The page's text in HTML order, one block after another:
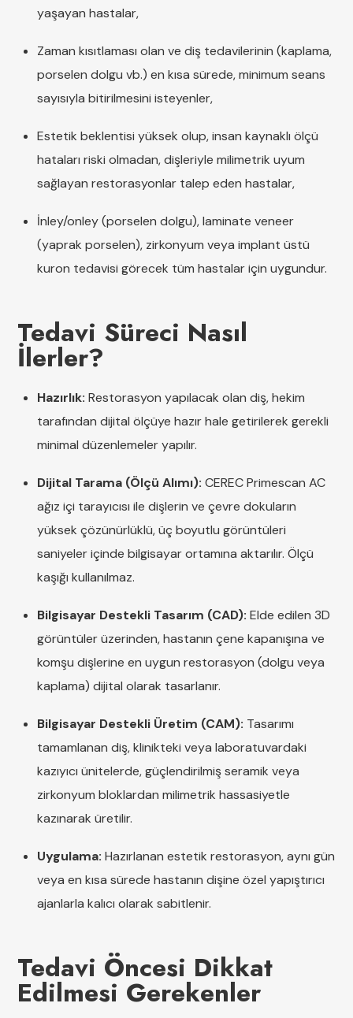
yaşayan hastalar,
Zaman kısıtlaması olan ve diş tedavilerinin (kaplama,
porselen dolgu vb.) en kısa sürede, minimum seans
sayısıyla bitirilmesini isteyenler,
Estetik beklentisi yüksek olup, insan kaynaklı ölçü
hataları riski olmadan, dişleriyle milimetrik uyum
sağlayan restorasyonlar talep eden hastalar,
İnley/onley (porselen dolgu), laminate veneer
(yaprak porselen), zirkonyum veya implant üstü
kuron tedavisi görecek tüm hastalar için uygundur.
Tedavi Süreci Nasıl
İlerler?
Hazırlık: Restorasyon yapılacak olan diş, hekim
tarafından dijital ölçüye hazır hale getirilerek gerekli
minimal düzenlemeler yapılır.
Dijital Tarama (Ölçü Alımı): CEREC Primescan AC
ağız içi tarayıcısı ile dişlerin ve çevre dokuların
yüksek çözünürlüklü, üç boyutlu görüntüleri
saniyeler içinde bilgisayar ortamına aktarılır. Ölçü
kaşığı kullanılmaz.
Bilgisayar Destekli Tasarım (CAD): Elde edilen 3D
görüntüler üzerinden, hastanın çene kapanışına ve
komşu dişlerine en uygun restorasyon (dolgu veya
kaplama) dijital olarak tasarlanır.
Bilgisayar Destekli Üretim (CAM): Tasarımı
tamamlanan diş, klinikteki veya laboratuvardaki
kazıyıcı ünitelerde, güçlendirilmiş seramik veya
zirkonyum bloklardan milimetrik hassasiyetle
kazınarak üretilir.
Uygulama: Hazırlanan estetik restorasyon, aynı gün
veya en kısa sürede hastanın dişine özel yapıştırıcı
ajanlarla kalıcı olarak sabitlenir.
Tedavi Öncesi Dikkat
Edilmesi Gerekenler